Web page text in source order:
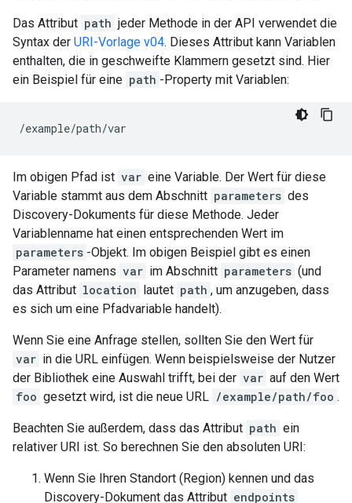
Das Attribut path jeder Methode in der API verwendet die
Syntax der URI-Vorlage v04. Dieses Attribut kann Variablen
enthalten, die in geschweifte Klammern gesetzt sind. Hier
ein Beispiel für eine path -Property mit Variablen:
/example/path/var
Im obigen Pfad ist var eine Variable. Der Wert für diese
Variable stammt aus dem Abschnitt parameters des
Discovery-Dokuments für diese Methode. Jeder
Variablenname hat einen entsprechenden Wert im
parameters -Objekt. Im obigen Beispiel gibt es einen
Parameter namens var im Abschnitt parameters (und
das Attribut location lautet path , um anzugeben, dass
es sich um eine Pfadvariable handelt).
Wenn Sie eine Anfrage stellen, sollten Sie den Wert für
var in die URL einfügen. Wenn beispielsweise der Nutzer
der Bibliothek eine Auswahl trifft, bei der var auf den Wert
foo gesetzt wird, ist die neue URL /example/path/foo .
Beachten Sie außerdem, dass das Attribut path ein
relativer URI ist. So berechnen Sie den absoluten URI:
Wenn Sie Ihren Standort (Region) kennen und das
Discovery-Dokument das Attribut endpoints